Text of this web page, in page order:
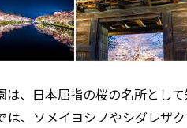
は、日本屈指の桜の名所とし
は、ソメイヨシノやシダレザ